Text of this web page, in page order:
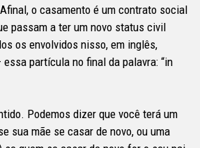
o casamento é um contrato social
passam a ter um novo status civil
os envolvidos nisso, em inglês,
partícula no final da palavra: “in
Podemos dizer que você terá um
sua mãe se casar de novo, ou uma